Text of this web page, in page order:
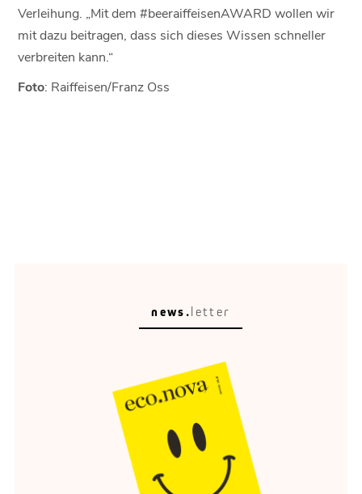
Verleihung. „Mit dem #beeraiffeisenAWARD wollen wir
mit dazu beitragen, dass sich dieses Wissen schneller
verbreiten kann.“
Foto: Raiffeisen/Franz Oss
Energie-Wende
Flexibilität ist das Gold der Energiewende.
news.letter